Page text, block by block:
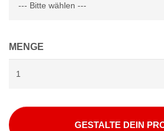
MENGE
GESTALTE DEIN